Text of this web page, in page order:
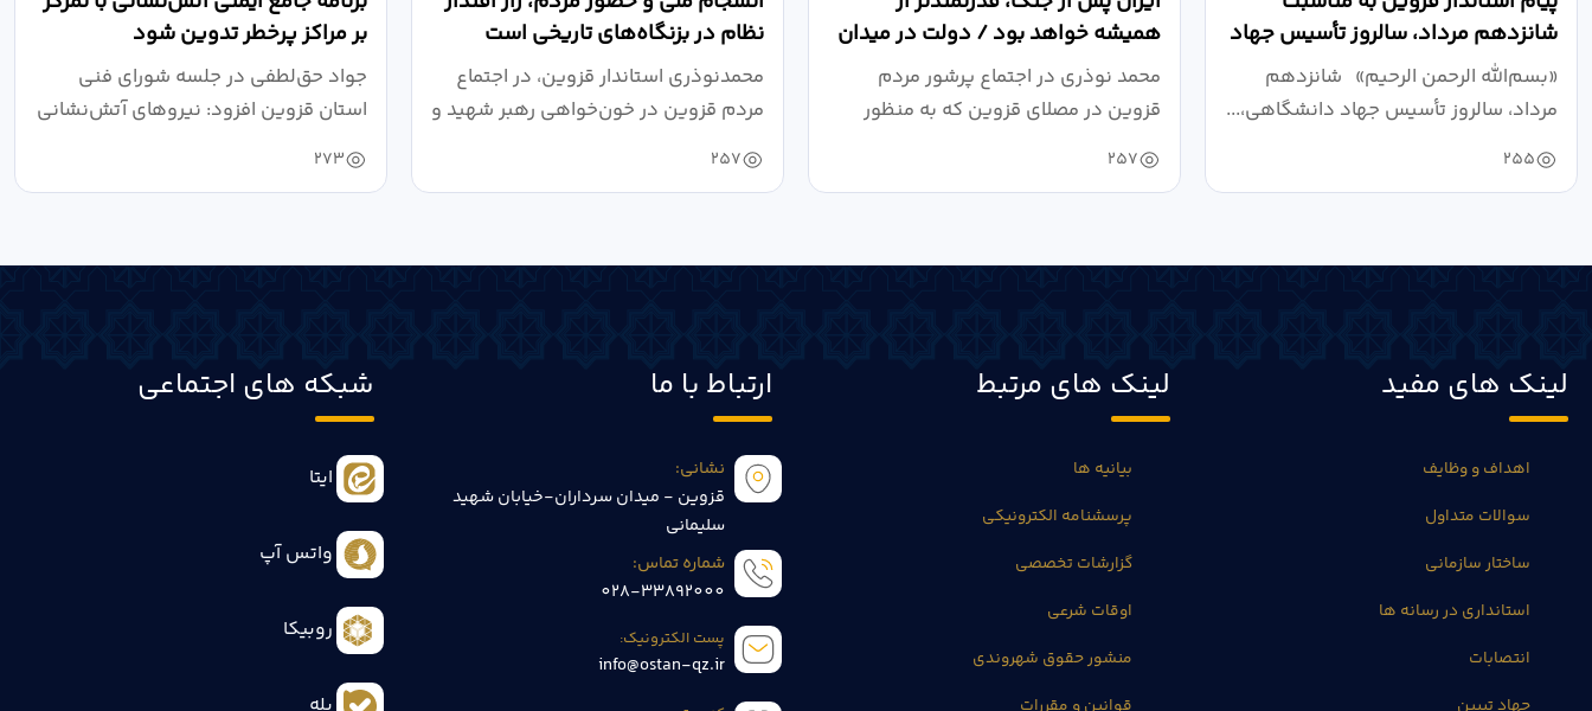
شانزدهم مرداد، سالروز تأسیس جهاد
دانشگاهی
«بسم‌الله الرحمن الرحیم» شانزدهم
مرداد، سالروز تأسیس جهاد دانشگاهی،...
255
همیشه خواهد بود / دولت در میدان
نبرد اقتصادی،...
محمد نوذری در اجتماع پرشور مردم
قزوین در مصلای قزوین که به منظور
خون‌خواهی...
257
نظام در بزنگاه‌های تاریخی است
محمدنوذری استاندار قزوین، در اجتماع
مردم قزوین در خون‌خواهی رهبر شهید و
حمایت...
257
بر مراکز پرخطر تدوین شود
جواد حق‌لطفی در جلسه شورای فنی
استان قزوین افزود: نیروهای آتش‌نشانی
طی سال...
273
لینک های مفید
اهداف و وظایف
سوالات متداول
ساختار سازمانی
استانداری در رسانه ها
انتصابات
لینک های مرتبط
بیانیه ها
پرسشنامه الکترونیکی
گزارشات تخصصی
اوقات شرعی
منشور حقوق شهروندی
ارتباط با ما
نشانی:
قزوین - میدان سرداران-خیابان شهید
سلیمانی
شماره تماس:
028-33892000
پست الکترونیک:
info@ostan-qz.ir
شبکه های اجتماعی
ایتا
واتس آپ
روبیکا